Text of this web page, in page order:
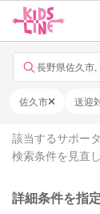
長野県佐久市
佐久市 送迎
該当するサポー
検索条件を見直
詳細条件を指